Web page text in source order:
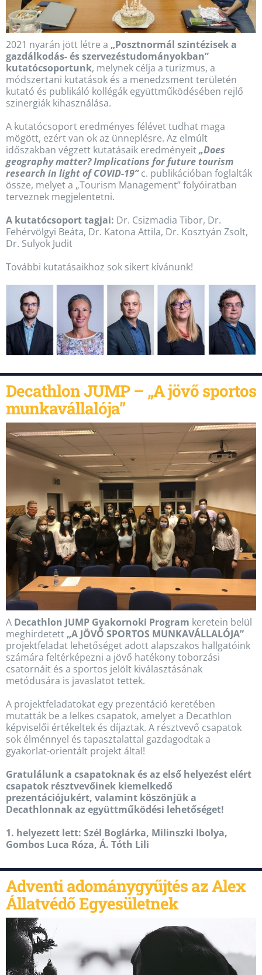
2021 nyarán jött létre a „Posztnormál szintézisek a
gazdálkodás- és szervezéstudományokban”
kutatócsoportunk, melynek célja a turizmus, a
módszertani kutatások és a menedzsment területén
kutató és publikáló kollégák együttműködésében rejlő
szinergiák kihasználása.
A kutatócsoport eredményes félévet tudhat maga
mögött, ezért van ok az ünneplésre. Az elmúlt
időszakban végzett kutatásaik eredményeit„Does
geography matter? Implications for future tourism
research in light of COVID-19”c. publikációban foglalták
össze, melyet a „Tourism Management” folyóiratban
terveznek megjelentetni.
A kutatócsoport tagjai: Dr. Csizmadia Tibor, Dr.
Fehérvölgyi Beáta, Dr. Katona Attila, Dr. Kosztyán Zsolt,
Dr. Sulyok Judit
További kutatásaikhoz sok sikert kívánunk!
Decathlon JUMP – „A jövő sportos
munkavállalója”
A Decathlon JUMP Gyakornoki Program keretein belül
meghirdetett „A JÖVŐ SPORTOS MUNKAVÁLLALÓJA”
projektfeladat lehetőséget adott alapszakos hallgatóink
számára feltérképezni a jövő hatékony toborzási
csatornáit és a sportos jelölt kiválasztásának
metódusára is javaslatot tettek.
A projektfeladatokat egy prezentáció keretében
mutatták be a lelkes csapatok, amelyet a Decathlon
képviselői értékeltek és díjaztak. A résztvevő csapatok
sok élménnyel és tapasztalattal gazdagodtak a
gyakorlat-orientált projekt által!
Gratulálunk a csapatoknak és az első helyezést elért
csapatok résztvevőinek kiemelkedő
prezentációjukért, valamint köszönjük a
Decathlonnak az együttműködési lehetőséget!
1. helyezett lett: Szél Boglárka, Milinszki Ibolya,
Gombos Luca Róza, Á. Tóth Lili
Adventi adománygyűjtés az Alex
Állatvédő Egyesületnek